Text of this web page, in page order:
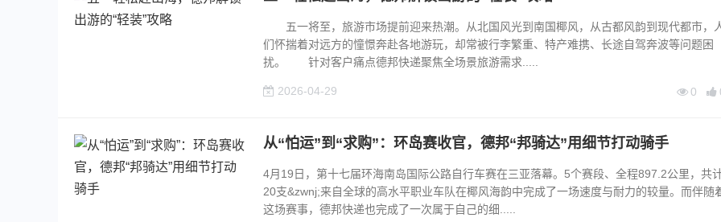
五一将至，旅游市场提前迎来热潮。从北国风光到南国椰风，从古都风韵到现代都市，
们怀揣着对远方的憧憬奔赴各地游玩，却常被行李繁重、特产难携、长途自驾奔波等问题困
扰。 针对客户痛点德邦快递聚焦全场景旅游需求.....
2026-04-29 0
从“怕运”到“求购”：环岛赛收官，德邦“邦骑达”用细节打动骑手
4月19日，第十七届环海南岛国际公路自行车赛在三亚落幕。5个赛段、全程897.2公里，共
20支&zwnj;来自全球的高水平职业车队在椰风海韵中完成了一场速度与耐力的较量。而伴随
这场赛事，德邦快递也完成了一次属于自己的细.....